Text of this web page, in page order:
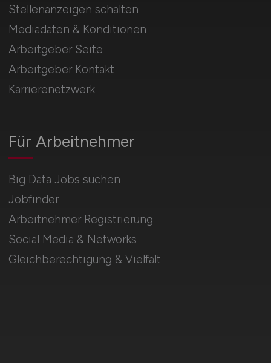
Für Arbeitnehmer
Big Data Jobs suchen
Jobfinder
Arbeitnehmer Registrierung
Social Media & Networks
Gleichberechtigung & Vielfalt
Stellenanzeigen schalten
Mediadaten & Konditionen
Arbeitgeber Seite
Arbeitgeber Kontakt
Karrierenetzwerk